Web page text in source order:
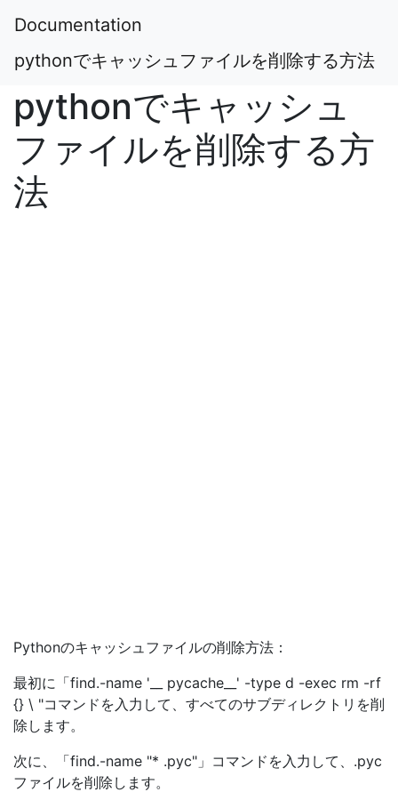
Documentation
pythonでキャッシュファイルを削除する方法
pythonでキャッシュ
ファイルを削除する方
法
Pythonのキャッシュファイルの削除方法：
最初に「find.-name '__ pycache__' -type d -exec rm -rf
{} \ "コマンドを入力して、すべてのサブディレクトリを削
除します。
次に、「find.-name "* .pyc"」コマンドを入力して、.pyc
ファイルを削除します。